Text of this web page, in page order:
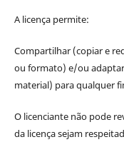
A licença permite:
Compartilhar (copiar e
ou formato) e/ou
material) para qualquer
O licenciante não pode
da licença sejam